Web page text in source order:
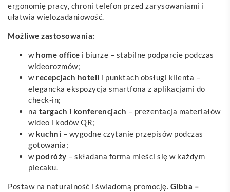
ergonomię pracy, chroni telefon przed zarysowaniami i
ułatwia wielozadaniowość.
Możliwe zastosowania:
w home office i biurze – stabilne podparcie podczas
wideorozmów;
w recepcjach hoteli i punktach obsługi klienta –
elegancka ekspozycja smartfona z aplikacjami do
check-in;
na targach i konferencjach – prezentacja materiałów
wideo i kodów QR;
w kuchni – wygodne czytanie przepisów podczas
gotowania;
w podróży – składana forma mieści się w każdym
plecaku.
Postaw na naturalność i świadomą promocję. Gibba –